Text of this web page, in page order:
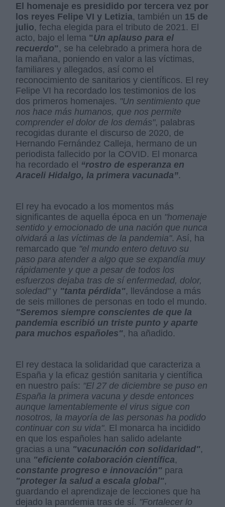
El homenaje es presidido por tercera vez por
los reyes Felipe VI y Letizia, también un 15 de
julio, fecha elegida para el tributo de 2021. El
acto, bajo el lema "Un aplauso para el
recuerdo" , se ha celebrado a primera hora de
la mañana, poniendo en valor a las víctimas,
familiares y allegados, así como el
reconocimiento de sanitarios y científicos. El rey
Felipe VI ha recordado los testimonios de los
dos primeros homenajes. "Un sentimiento que
nos hace más humanos, que nos permite
comprender el dolor de los demás", palabras
recogidas durante el discurso de 2020, de
Hernando Fernández Calleja, hermano de un
periodista fallecido por la COVID. El monarca
ha recordado el “rostro de esperanza en
Araceli Hidalgo, la primera vacunada”.
El rey ha evocado a los momentos más
significantes de aquella época en un "homenaje
sentido y emocionado de una nación que nunca
olvidará a las víctimas de la pandemia". Así, ha
remarcado que "el mundo entero detuvo su
paso para atender a algo que se expandía muy
rápidamente y que a pesar de todos los
esfuerzos dejaba tras de sí enfermedad, dolor,
soledad"y "tanta pérdida", llevándose a más
de seis millones de personas en todo el mundo.
"Seremos siempre conscientes de que la
pandemia escribió un triste punto y aparte
para muchos españoles", ha añadido.
El rey destaca la solidaridad que caracteriza a
España y la eficaz gestión sanitaria y científica
en nuestro país: "El 27 de diciembre se puso en
España la primera vacuna y desde entonces
aunque lamentablemente el virus sigue con
nosotros, la mayoría de las personas ha podido
continuar con su vida". El monarca ha incidido
en que los españoles han salido adelante
gracias a una "vacunación con solidaridad",
una "eficiente colaboración científica,
constante progreso e innovación" para
"proteger la salud a escala global",
guardando el aprendizaje de lecciones que ha
dejado la pandemia tras de sí. "Fortalecer lo